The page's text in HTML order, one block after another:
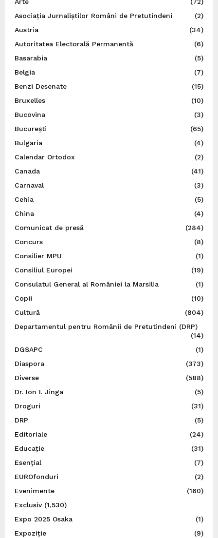
Asociația Jurnaliștilor Români de Pretutindeni
(2)
Austria
(34)
Autoritatea Electorală Permanentă
(6)
Basarabia
(5)
Belgia
(7)
Benzi Desenate
(15)
Bruxelles
(10)
Bucovina
(3)
București
(65)
Bulgaria
(4)
Calendar Ortodox
(2)
Canada
(41)
Carnaval
(3)
Cehia
(5)
China
(4)
Comunicat de presă
(284)
Concurs
(8)
Consilier MPU
(1)
Consiliul Europei
(19)
Consulatul General al României la Marsilia
(1)
Copii
(10)
Cultură
(804)
Departamentul pentru Românii de Pretutindeni (DRP)
(14)
DGSAPC
(1)
Diaspora
(373)
Diverse
(588)
Dr. Ion I. Jinga
(5)
Droguri
(31)
DRP
(5)
Editoriale
(24)
Educație
(31)
Esențial
(7)
EUROfonduri
(2)
Evenimente
(160)
Exclusiv(1,530)
Expo 2025 Osaka
(1)
Expoziție
(9)